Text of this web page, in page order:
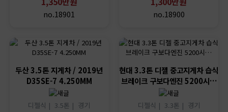
no.18901 no.18900
두산 3.5톤 지게차 / 2019년
D35SE-7 4.250MM
디젤식 | 3.5톤 | 경기
현대 3.3톤 디젤 중고지게차 습식
브레이크 구보다엔진 5200시…
디젤식 | 3.3톤 | 경기